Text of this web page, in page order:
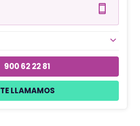
900 62 22 81
TE LLAMAMOS